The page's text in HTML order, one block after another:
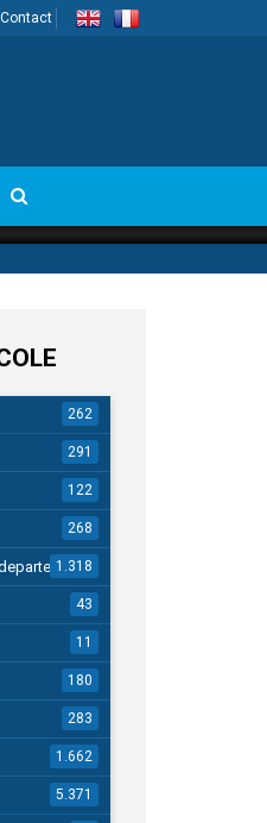
Contact
262
291
122
268
1.318
43
11
180
283
1.662
5.371